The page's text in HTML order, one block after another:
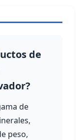
de
de
peso,